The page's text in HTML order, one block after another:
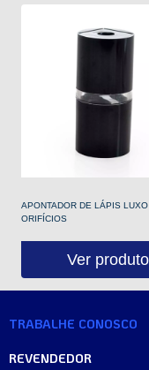
APONTADOR DE LÁPIS
ORIFÍCIOS
Ver produto
TRABALHE CONOSCO
REVENDEDOR